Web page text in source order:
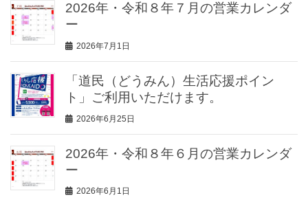
2026年・令和８年７月の営業カレンダ
ー
2026年7月1日
「道民（どうみん）生活応援ポイン
ト」ご利用いただけます。
2026年6月25日
2026年・令和８年６月の営業カレンダ
ー
2026年6月1日